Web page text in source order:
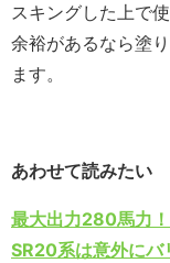
スキングした上で
余裕があるなら塗
ます。
あわせて読みたい
最大出力280馬力
SR20系は意外にバ